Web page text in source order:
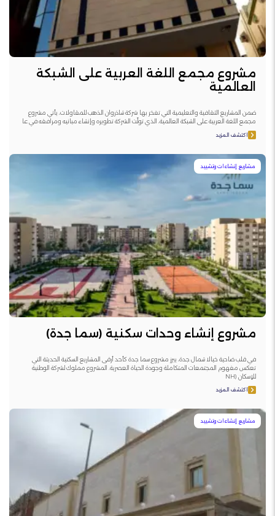
مشروع مجمع اللغة العربية على الشبكة
العالمية
ضمن المشاريع الثقافية والتعليمية التي تفخر بها شركة شاذروان الذهب للمقاولات، يأتي مشروع
مجمع اللغة العربية على الشبكة العالمية، الذي تولّت الشركة تطويره وإنشاء مبانيه ومرافقه في عا
اكتشف المزيد
مشاريع إنشاءات وتشييد
مشروع إنشاء وحدات سكنية (سما جدة)
في قلب ضاحية خيالا شمال جدة، يبرز مشروع سما جدة كأحد أرقى المشاريع السكنية الحديثة التي
تعكس مفهوم المجتمعات المتكاملة وجودة الحياة العصرية. المشروع مملوك لشركة الوطنية
للإسكان (NH
اكتشف المزيد
مشاريع إنشاءات وتشييد